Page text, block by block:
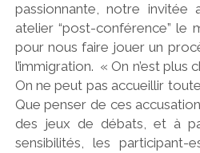
passionnante, notre invitée
atelier “post-conférence” le
pour nous faire jouer un
l’immigration. « On n’est plus
On ne peut pas accueillir
Que penser de ces
des jeux de débats, et à
sensibilités, les